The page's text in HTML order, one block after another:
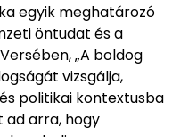
egyik meghatározó
öntudat és a
„A boldog
vizsgálja,
politikai kontextusba
ad arra, hogy